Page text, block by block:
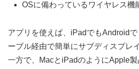
OSに備わっているワイヤレス機
アプリを使えば、iPadでもAndroid
ーブル経由で簡単にサブディスプレ
一方で、MacとiPadのようにApple